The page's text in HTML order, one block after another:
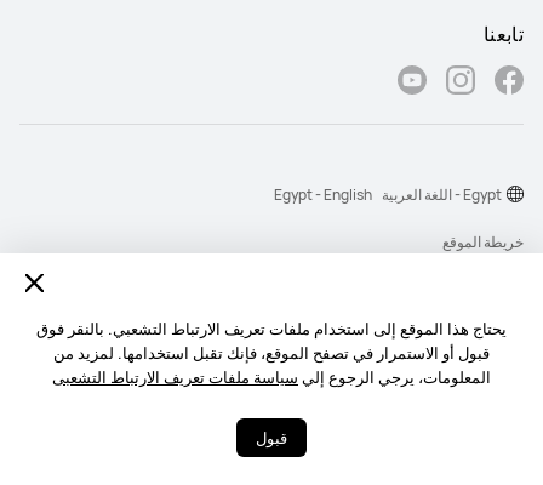
يحتاج هذا الموقع إلى استخدام ملفات تعريف الارتباط التشعبي. بالنقر فوق
قبول أو الاستمرار في تصفح الموقع، فإنك تقبل استخدامها. لمزيد من
المعلومات، يرجي الرجوع إلي سياسة ملفات تعريف الارتباط التشعبى
قبول
تابعنا
‎©2026 Huawei Device Co., Ltd. All rights reserved.‎
خريطة الموقع
بيان الخصوصية
الكوكيز
Egypt - اللغة العربية Egypt - English